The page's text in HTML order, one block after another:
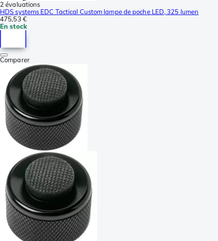
2 évaluations
HDS systems EDC Tactical Custom lampe de poche LED, 325 lumen
475,53 €
En stock
Comparer